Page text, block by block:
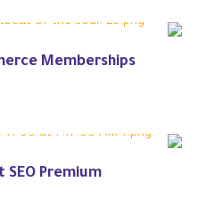
Memberships
SEO Premium